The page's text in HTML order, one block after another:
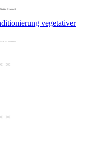
vegetativer